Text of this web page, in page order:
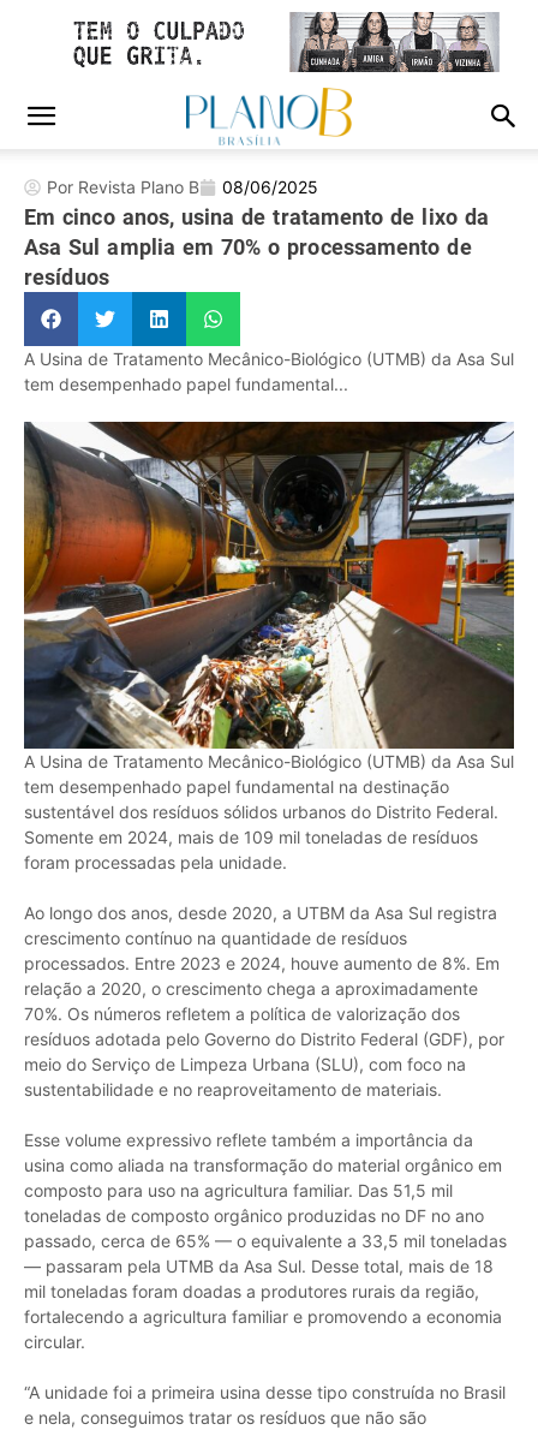
Por Revista Plano B 08/06/2025
Em cinco anos, usina de tratamento de lixo da
Asa Sul amplia em 70% o processamento de
resíduos
A Usina de Tratamento Mecânico-Biológico (UTMB) da Asa Sul
tem desempenhado papel fundamental...
A Usina de Tratamento Mecânico-Biológico (UTMB) da Asa Sul
tem desempenhado papel fundamental na destinação
sustentável dos resíduos sólidos urbanos do Distrito Federal.
Somente em 2024, mais de 109 mil toneladas de resíduos
foram processadas pela unidade.
Ao longo dos anos, desde 2020, a UTBM da Asa Sul registra
crescimento contínuo na quantidade de resíduos
processados. Entre 2023 e 2024, houve aumento de 8%. Em
relação a 2020, o crescimento chega a aproximadamente
70%. Os números refletem a política de valorização dos
resíduos adotada pelo Governo do Distrito Federal (GDF), por
meio do Serviço de Limpeza Urbana (SLU), com foco na
sustentabilidade e no reaproveitamento de materiais.
Esse volume expressivo reflete também a importância da
usina como aliada na transformação do material orgânico em
composto para uso na agricultura familiar. Das 51,5 mil
toneladas de composto orgânico produzidas no DF no ano
passado, cerca de 65% — o equivalente a 33,5 mil toneladas
— passaram pela UTMB da Asa Sul. Desse total, mais de 18
mil toneladas foram doadas a produtores rurais da região,
fortalecendo a agricultura familiar e promovendo a economia
circular.
“A unidade foi a primeira usina desse tipo construída no Brasil
e nela, conseguimos tratar os resíduos que não são